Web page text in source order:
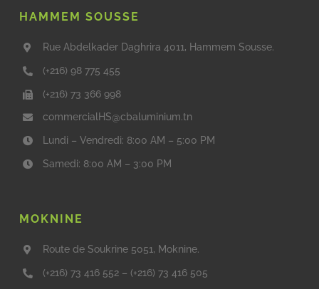
HAMMEM SOUSSE
Rue Abdelkader Daghrira 4011, Hammem Sousse.
(+216) 98 775 455
(+216) 73 366 998
commercialHS@cbaluminium.tn
Lundi – Vendredi: 8:00 AM – 5:00 PM
Samedi: 8:00 AM – 3:00 PM
MOKNINE
Route de Soukrine 5051, Moknine.
(+216) 73 416 552 – (+216) 73 416 505